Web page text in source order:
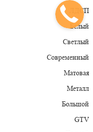
ЛДСП
Белый
Светлый
Современный
Матовая
Металл
Большой
GTV